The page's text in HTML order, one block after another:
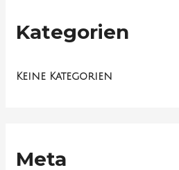
Kategorien
Keine Kategorien
Meta